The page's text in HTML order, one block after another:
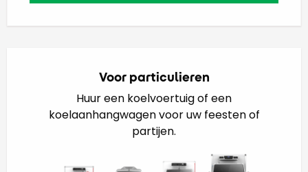
Voor particulieren
Huur een koelvoertuig of een
koelaanhangwagen voor uw feesten of
partijen.